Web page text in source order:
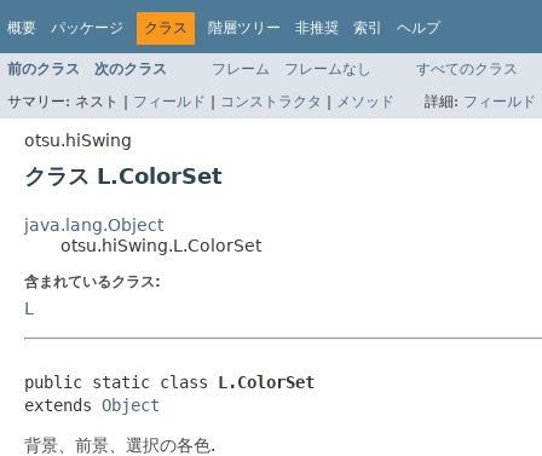
概要 パッケージ クラス 階層ツリー 非推奨 索引 ヘルプ
前のクラス 次のクラス フレーム フレームなし
すべてのクラス
サマリー: ネスト | フィールド | コンストラクタ | メソッド 詳細: フィールド
otsu.hiSwing
クラス L.ColorSet
java.lang.Object
otsu.hiSwing.L.ColorSet
含まれているクラス:
L
public static class L.ColorSet
extends Object
背景、前景、選択の各色.